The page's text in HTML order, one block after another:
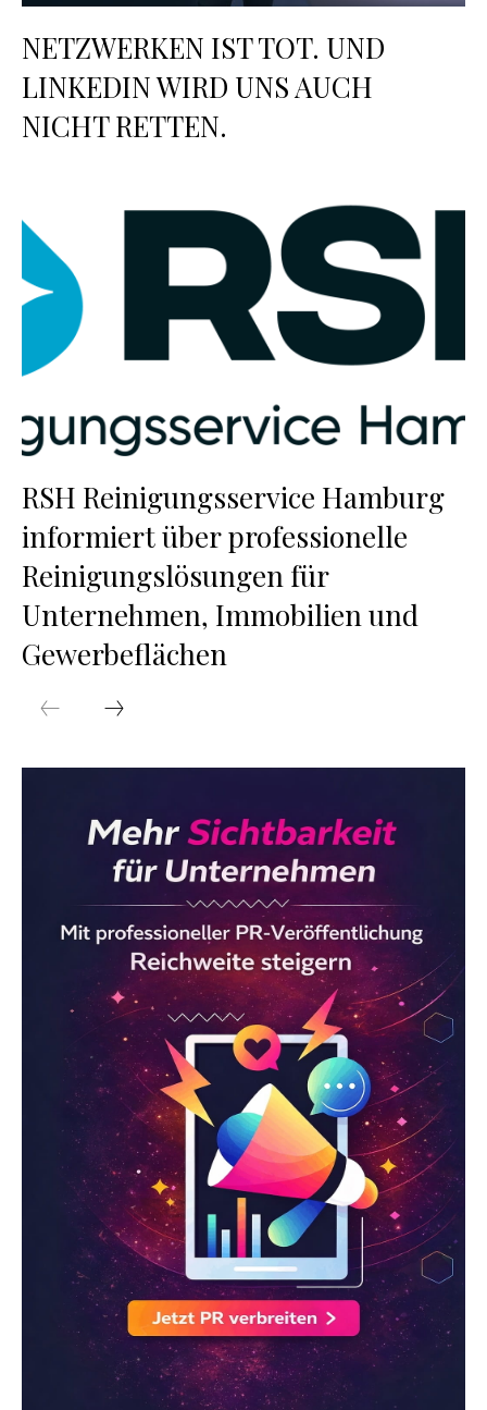
NETZWERKEN IST TOT. UND
LINKEDIN WIRD UNS AUCH
NICHT RETTEN.
RSH Reinigungsservice Hamburg
informiert über professionelle
Reinigungslösungen für
Unternehmen, Immobilien und
Gewerbeflächen